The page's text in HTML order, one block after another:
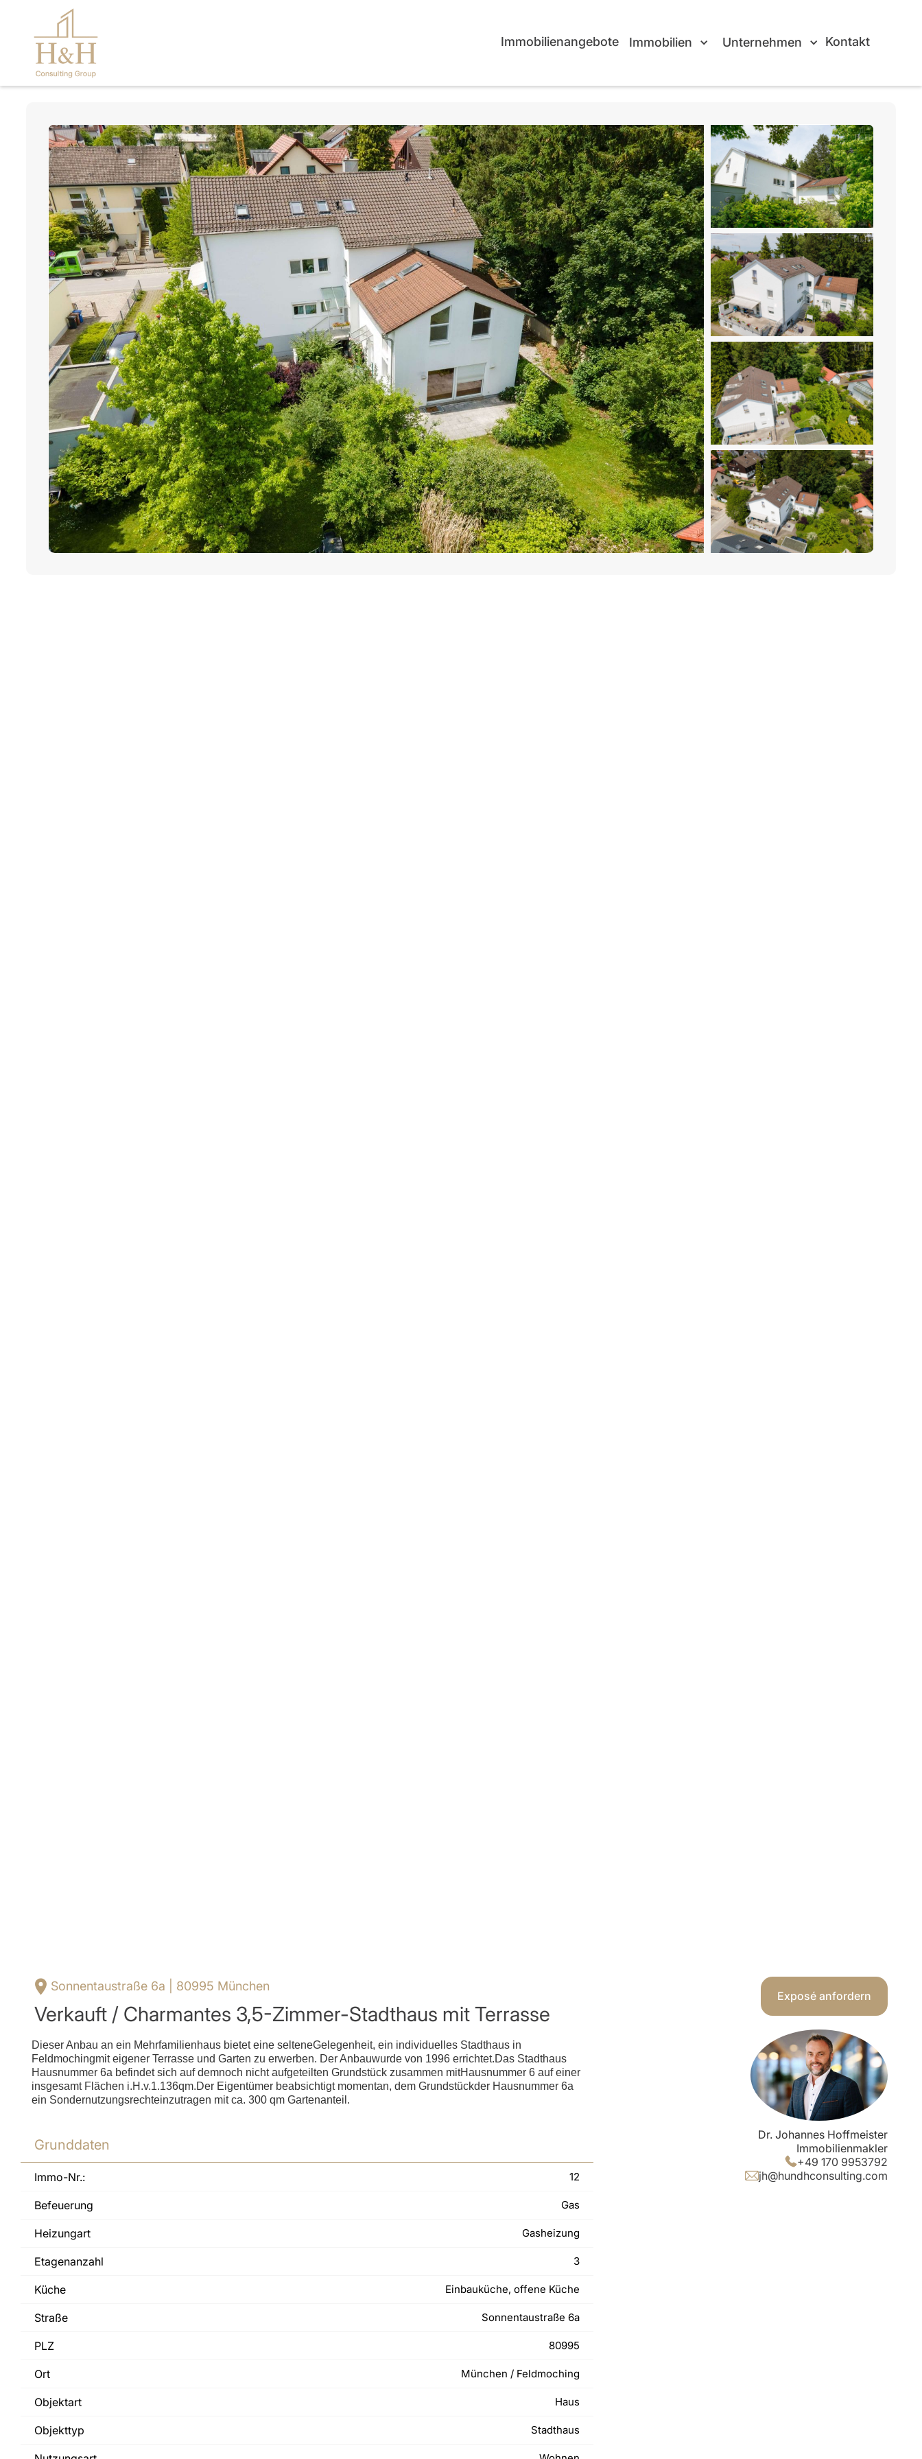
Immobilienangebote Immobilien Unternehmen Kontakt
Sonnentaustraße 6a | 80995 München
Verkauft / Charmantes 3,5-Zimmer-Stadthaus mit Terrasse
Dieser Anbau an ein Mehrfamilienhaus bietet eine selteneGelegenheit, ein individuelles Stadthaus in
Feldmochingmit eigener Terrasse und Garten zu erwerben. Der Anbauwurde von 1996 errichtet.Das Stadthaus
Hausnummer 6a befindet sich auf demnoch nicht aufgeteilten Grundstück zusammen mitHausnummer 6 auf einer
insgesamt Flächen i.H.v.1.136qm.Der Eigentümer beabsichtigt momentan, dem Grundstückder Hausnummer 6a
ein Sondernutzungsrechteinzutragen mit ca. 300 qm Gartenanteil.
Grunddaten
Immo-Nr.: 12
Befeuerung Gas
Heizungart Gasheizung
Etagenanzahl 3
Küche Einbauküche, offene Küche
Straße Sonnentaustraße 6a
PLZ 80995
Ort München / Feldmoching
Objektart Haus
Objekttyp Stadthaus
Exposé anfordern
Dr. Johannes Hoffmeister
Immobilienmakler
+49 170 9953792
jh@hundhconsulting.com